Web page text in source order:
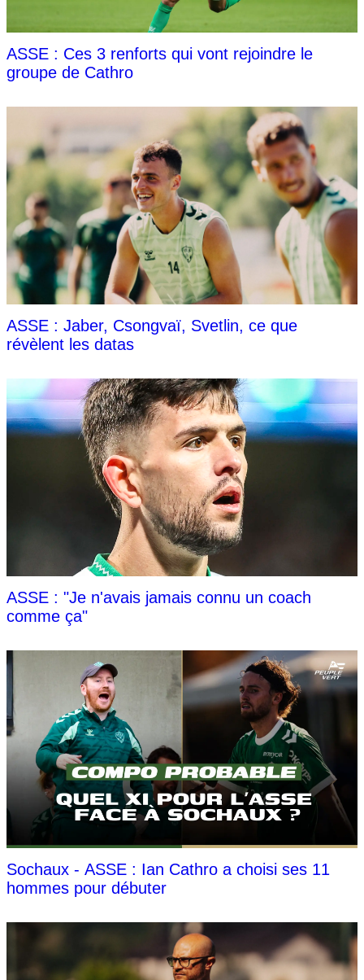
ASSE : Ces 3 renforts qui vont rejoindre le
groupe de Cathro
ASSE : Jaber, Csongvaï, Svetlin, ce que
révèlent les datas
ASSE : "Je n'avais jamais connu un coach
comme ça"
Sochaux - ASSE : Ian Cathro a choisi ses 11
hommes pour débuter